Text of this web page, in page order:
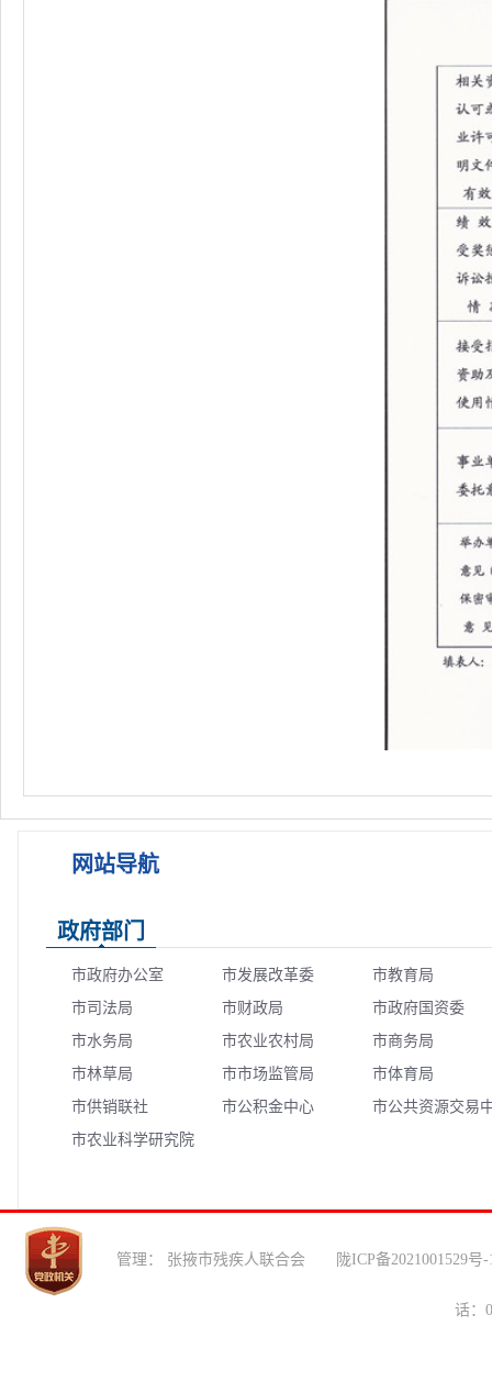
网站导航
政府部门
市政府办公室 市发展改革委
市教育局
市司法局
市财政局
市政府国资委
市水务局
市农业农村局
市商务局
市林草局
市市场监管局
市体育局
市供销联社
市公积金中心
市公共资源交易
市农业科学研究院
管理： 张掖市残疾人联合会 陇ICP备
话